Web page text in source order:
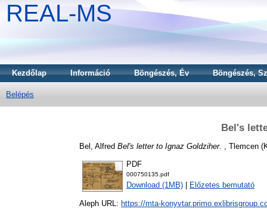
REAL-MS
Kezdőlap Információ Böngészés, Év Böngészés,
Belépés
Bel's
Bel, Alfred Bel's letter to Ignaz Goldziher. , Tlemcen
PDF
000750135.pdf
Download (1MB) Előzetes bemutató
Aleph URL: https://mta-